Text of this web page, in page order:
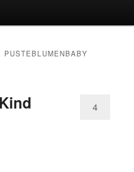
PUSTEBLUMENBABY
4